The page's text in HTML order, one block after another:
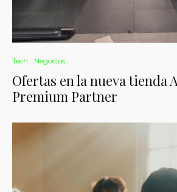
Tech Negocios
Ofertas en la nueva tienda
Premium Partner